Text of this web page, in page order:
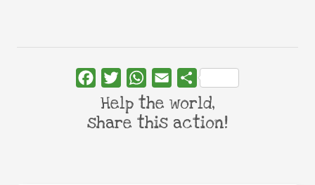
FacebookTwitterWhatsApp
Email Share
Help the world,
share this action!